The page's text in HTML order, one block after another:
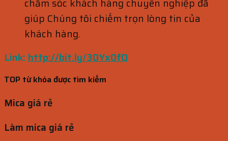
chăm sóc khách hàng chuyên nghiệp đã
giúp Chúng tôi chiếm trọn lòng tin của
khách hàng.
Link: http://bit.ly/30Yx0fQ
TOP từ khóa được tìm kiếm
Mica giá rẻ
Làm mica giá rẻ